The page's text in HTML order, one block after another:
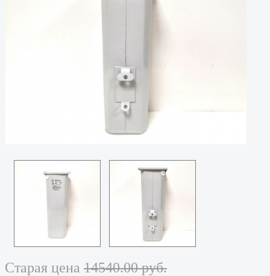
Старая цена 14540.00 руб.